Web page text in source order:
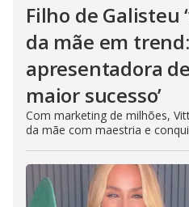
Filho de Galisteu
da mãe em trend:
apresentadora
maior sucesso’
Com marketing de milhões,
da mãe com maestria e